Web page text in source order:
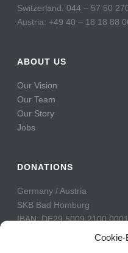
Cookie-
Switzerland: 044 – 57 50
Austria: +49 40 – 18 18 88
ABOUT US
Our Vision
Our Team
Our Story
Jobs
DONATIONS
Germany / Austria
SKB Bad Homburg
IBAN: DE29 5009 2100
BIC: GENODE51BH2